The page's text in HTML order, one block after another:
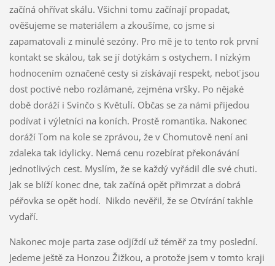
začíná ohřívat skálu. Všichni tomu začínají propadat,
ověšujeme se materiálem a zkoušíme, co jsme si
zapamatovali z minulé sezóny. Pro mě je to tento rok první
kontakt se skálou, tak se jí dotýkám s ostychem. I nízkým
hodnocením označené cesty si získávají respekt, neboť jsou
dost poctivé nebo rozlámané, zejména vršky. Po nějaké
době doráží i Svinčo s Květulí. Občas se za námi přijedou
podívat i výletníci na koních. Prostě romantika. Nakonec
doráží Tom na kole se zprávou, že v Chomutově není ani
zdaleka tak idylicky. Nemá cenu rozebírat překonávání
jednotlivých cest. Myslím, že se každý vyřádil dle své chuti.
Jak se blíží konec dne, tak začíná opět přimrzat a dobrá
péřovka se opět hodí. Nikdo nevěřil, že se Otvírání takhle
vydaří.
Nakonec moje parta zase odjíždí už téměř za tmy poslední.
Jedeme ještě za Honzou Žižkou, a protože jsem v tomto kraji